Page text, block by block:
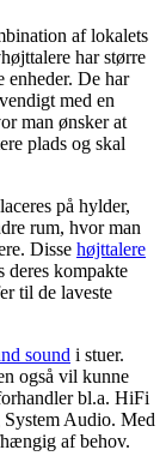
af lokalets
har større
enheder. De har
med en
man ønsker at
plads og skal
på hylder,
rum, hvor man
Disse højttalere
deres kompakte
til de laveste
sound i stuer.
også vil kunne
bl.a. HiFi
Audio. Med
af behov.